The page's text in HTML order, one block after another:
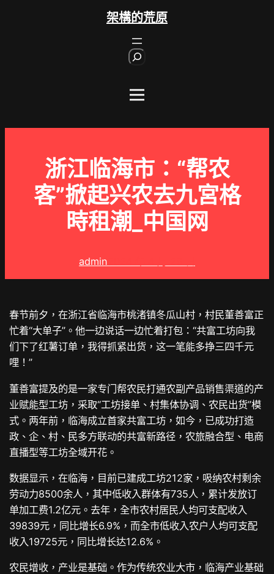
架構的荒原
浙江临海市：“帮农
客”掀起兴农去九宮格
時租潮_中国网
admin
春节前夕，在浙江省临海市桃渚镇冬瓜山村，村民董善富正
忙着“大单子”。他一边说话一边忙着打包：“共富工坊向我
们下了红薯订单，我得抓紧出货，这一笔能多挣三四千元
哩！”
董善富提及的是一家专门帮农民打通农副产品销售渠道的产
业赋能型工坊，采取“工坊接单、村集体协调、农民出货”模
式。两年前，临海成立首家共富工坊，如今，已成功打造
政、企、村、民多方联动的共富新路径，农旅融合型、电商
直播型等工坊全域开花。
数据显示，在临海，目前已建成工坊212家，吸纳农村剩余
劳动力8500余人，其中低收入群体有735人，累计发放订
单加工费1.2亿元。去年，全市农村居民人均可支配收入
39839元，同比增长6.9%，而全市低收入农户人均可支配
收入19725元，同比增长达12.6%。
农民增收，产业是基础。作为传统农业大市，临海产业基础